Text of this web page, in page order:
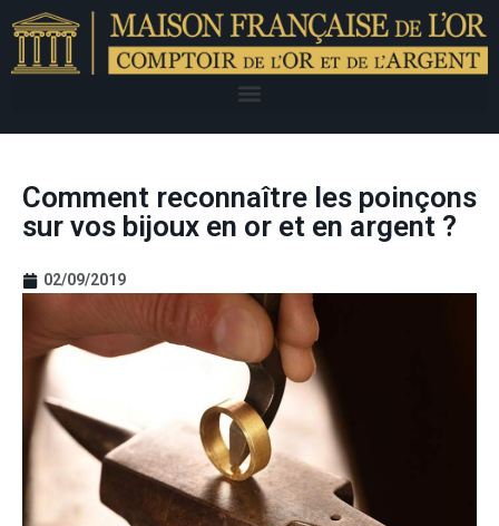
Comment reconnaître les poinçons
sur vos bijoux en or et en argent ?
02/09/2019